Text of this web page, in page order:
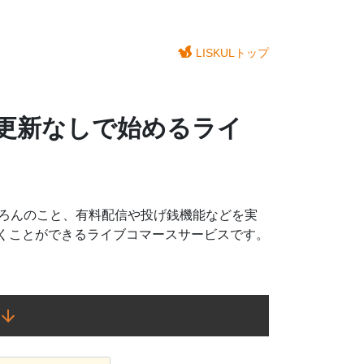
LISKULトップ
新なしで始めるライ
んのこと、有料配信や投げ銭機能などを実
とができるライブコマースサービスです。
を加えることなくご利用いただくことが